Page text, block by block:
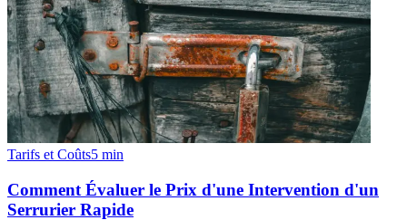
Tarifs et Coûts5 min
Comment Évaluer le Prix d'une Intervention d'un
Serrurier Rapide